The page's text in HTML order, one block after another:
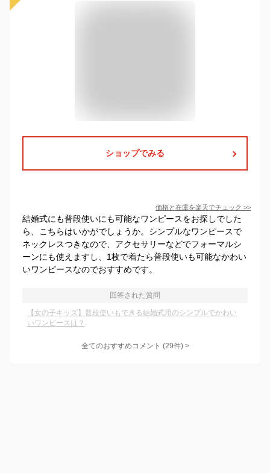
ショップでみる
価格と在庫を楽天でチェック >>
結婚式にも普段使いにも可能なワンピースをお探しでした
ら、こちらはいかがでしょうか。シンプルなワンピースで
ネックレスつきなので、アクセサリーなどでフォーマルシ
ーンにも使えますし、1枚で着たら普段使いも可能なかわい
いワンピースなのでおすすめです。
回答された質問
【女の子キッズ】普段使いもできる結婚式用のシンプルでかわい
いワンピースは？
全てのおすすめコメント (29件) >